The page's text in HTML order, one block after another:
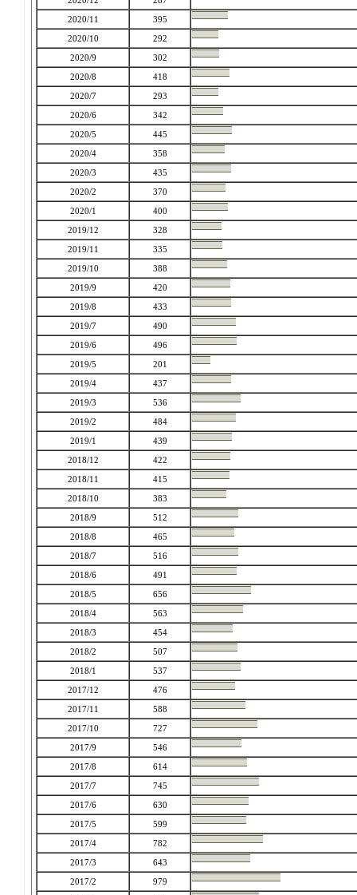
2020/11
395
2020/10
292
2020/9
302
2020/8
418
2020/7
293
2020/6
342
2020/5
445
2020/4
358
2020/3
435
2020/2
370
2020/1
400
2019/12
328
2019/11
335
2019/10
388
2019/9
420
2019/8
433
2019/7
490
2019/6
496
2019/5
201
2019/4
437
2019/3
536
2019/2
484
2019/1
439
2018/12
422
2018/11
415
2018/10
383
2018/9
512
2018/8
465
2018/7
516
2018/6
491
2018/5
656
2018/4
563
2018/3
454
2018/2
507
2018/1
537
2017/12
476
2017/11
588
2017/10
727
2017/9
546
2017/8
614
2017/7
745
2017/6
630
2017/5
599
2017/4
782
2017/3
643
2017/2
979